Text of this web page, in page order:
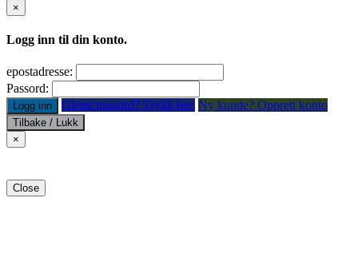
×
Logg inn til din konto.
epostadresse:
Passord:
Logg inn Glemt passord? Trykk her. Ny kunde? Opprett konto
Tilbake / Lukk
×
Close